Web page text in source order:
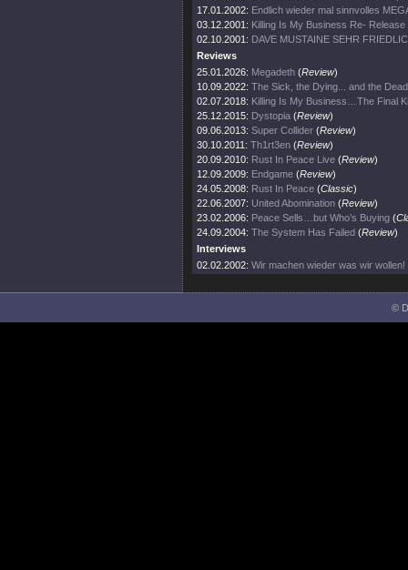
17.01.2002: Endlich wieder mal sinnvolles
03.12.2001: Killing Is My Business Re- Release
02.10.2001: DAVE MUSTAINE SEHR
Reviews
25.01.2026: Megadeth (Review)
10.09.2022: The Sick, the Dying... and the
02.07.2018: Killing Is My Business…The Final
25.12.2015: Dystopia (Review)
09.06.2013: Super Collider (Review)
30.10.2011: Th1rt3en (Review)
20.09.2010: Rust In Peace Live (Review)
12.09.2009: Endgame (Review)
24.05.2008: Rust In Peace (Classic)
22.06.2007: United Abomination (Review)
23.02.2006: Peace Sells…but Who’s Buying (
24.09.2004: The System Has Failed (Review)
Interviews
02.02.2002: Wir machen wieder was wir wollen!
©